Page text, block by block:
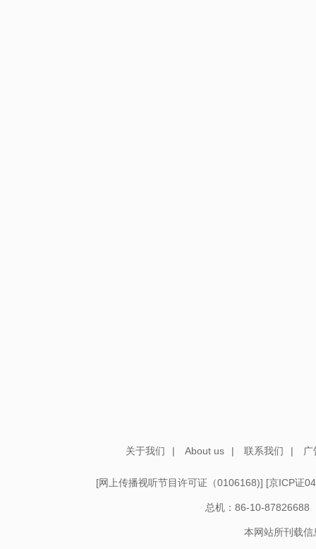
关于我们 | About us | 联系我们 |
[网上传播视听节目许可证（0106168)] [京ICP证
总机：86-10-87826688
本网站所刊载